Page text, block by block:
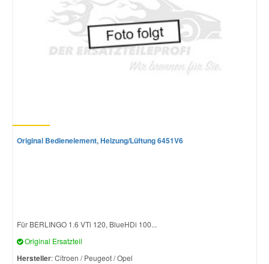
Original Bedienelement, Heizung/Lüftung 6451V6
Für BERLINGO 1.6 VTi 120, BlueHDi 100...
Original Ersatzteil
Hersteller: Citroen / Peugeot / Opel